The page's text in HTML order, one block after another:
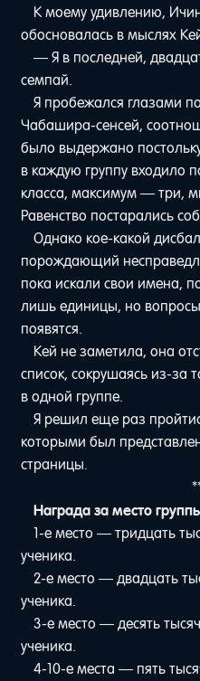
К моему удивлению,
обосновалась в мыслях
— Я в последней,
семпай.
Я пробежался глазами
Чабашира-сенсей,
было выдержано
в каждую группу входило
класса, максимум — три,
Равенство постарались
Однако кое-какой
порождающий
пока искали свои имена,
лишь единицы, но
появятся.
Кей не заметила, она
список, сокрушаясь из-за
в одной группе.
Я решил еще раз
которыми был
страницы.
Награда за место
1-е место — тридцать
ученика.
2-е место — двадцать
ученика.
3-е место — десять
ученика.
4-10-е места — пять